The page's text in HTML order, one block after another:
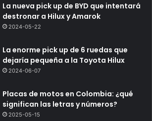
La nueva pick up de BYD que intentará
destronar a Hilux y Amarok
2024-05-22
La enorme pick up de 6 ruedas que
dejaría pequeña a la Toyota Hilux
2024-06-07
Placas de motos en Colombia: ¿qué
significan las letras y números?
2025-05-15